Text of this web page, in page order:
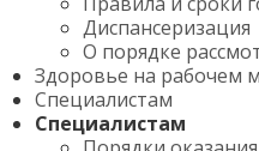
Диспансеризация
О порядке
Здоровье на рабочем
Специалистам
Специалистам